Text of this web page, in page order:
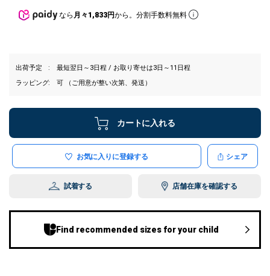
なら 月々1,833円から。分割手数料無料
出荷予定
最短翌日～3日程 / お取り寄せは3日～11日程
ラッピング
可 （ご用意が整い次第、発送）
カートに入れる
お気に入りに登録する シェア
試着する 店舗在庫を確認する
Find recommended sizes for your child